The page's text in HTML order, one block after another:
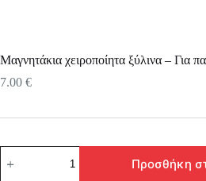
Μαγνητάκια χειροποίητα ξύλινα – Για
7.00 €
χειροποίητα
Προσθήκη